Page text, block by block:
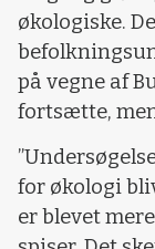
økologiske.
på vegne af
fortsætte,
for økologi
er blevet